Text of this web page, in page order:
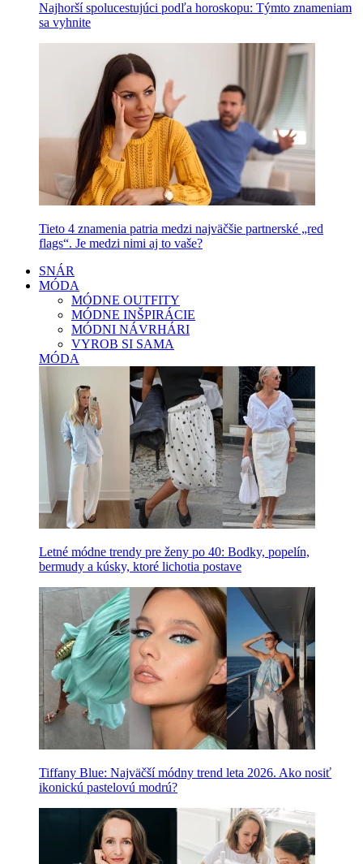
Najhorší spolucestujúci podľa horoskopu: Týmto znameniam
sa vyhnite
Tieto 4 znamenia patria medzi najväčšie partnerské „red
flags“. Je medzi nimi aj to vaše?
SNÁR
MÓDA
MÓDNE OUTFITY
MÓDNE INŠPIRÁCIE
MÓDNI NÁVRHÁRI
VYROB SI SAMA
MÓDA
Letné módne trendy pre ženy po 40: Bodky, popelín,
bermudy a kúsky, ktoré lichotia postave
Tiffany Blue: Najväčší módny trend leta 2026. Ako nosiť
ikonickú pastelovú modrú?